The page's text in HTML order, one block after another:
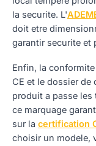
la securite. L'
doit etre
garantir securite et
Enfin, la
CE et le dossier
produit a passe
ce marquage
sur la certification
choisir un modele,